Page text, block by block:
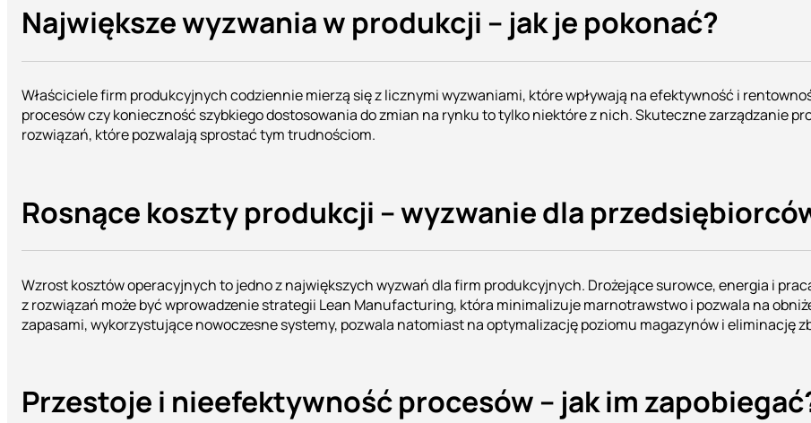
Największe wyzwania w produkcji – jak je pokonać?
Właściciele firm produkcyjnych codziennie mierzą się z licznymi wyzwaniami, które wpływają na efektywność i
procesów czy konieczność szybkiego dostosowania do zmian na rynku to tylko niektóre z nich. Skuteczne zarządzanie
rozwiązań, które pozwalają sprostać tym trudnościom.
Rosnące koszty produkcji – wyzwanie dla
Wzrost kosztów operacyjnych to jedno z największych wyzwań dla firm produkcyjnych. Drożejące surowce, energia i
z rozwiązań może być wprowadzenie strategii Lean Manufacturing, która minimalizuje marnotrawstwo i pozwala na
zapasami, wykorzystujące nowoczesne systemy, pozwala natomiast na optymalizację poziomu magazynów i eliminację
Przestoje i nieefektywność procesów – jak im